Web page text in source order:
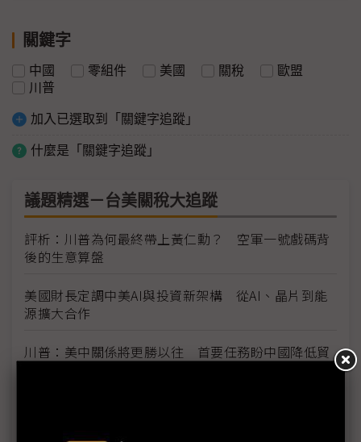
關鍵字
中國 零組件 美國 關稅
歐盟
川普
加入已選取到「關鍵字追蹤」
什麼是「關鍵字追蹤」
議題精選－台美關稅大追蹤
評析：川普為何最終帶上黃仁勳？ 空軍一號戲碼背
後的生意算盤
美國財長定調中美AI與投資新架構 從AI、晶片到能
源擴大合作
川普：美中關係將更勝以往 首要任務盼中國降低貿